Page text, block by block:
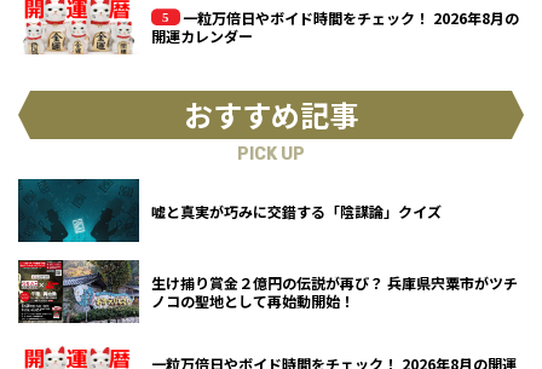
一粒万倍日やボイド時間をチェック！ 2026年8月の
開運カレンダー
おすすめ記事
PICK UP
嘘と真実が巧みに交錯する「陰謀論」クイズ
生け捕り賞金２億円の伝説が再び？ 兵庫県宍粟市がツチ
ノコの聖地として再始動開始！
一粒万倍日やボイド時間をチェック！ 2026年8月の開運